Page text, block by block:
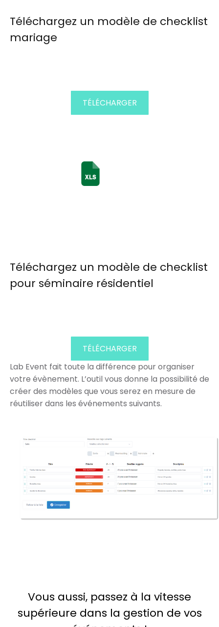
Téléchargez un modèle de checklist
mariage
TÉLÉCHARGER
Téléchargez un modèle de checklist
pour séminaire résidentiel
TÉLÉCHARGER
Lab Event fait toute la différence pour organiser
votre évènement. L’outil vous donne la possibilité de
créer des modèles que vous serez en mesure de
réutiliser dans les événements suivants.
Vous aussi, passez à la vitesse
supérieure dans la gestion de vos